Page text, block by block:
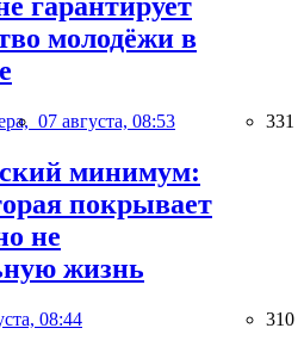
гарантирует
молодёжи в
07 августа, 08:53 331
минимум:
покрывает
не
жизнь
08:44 310